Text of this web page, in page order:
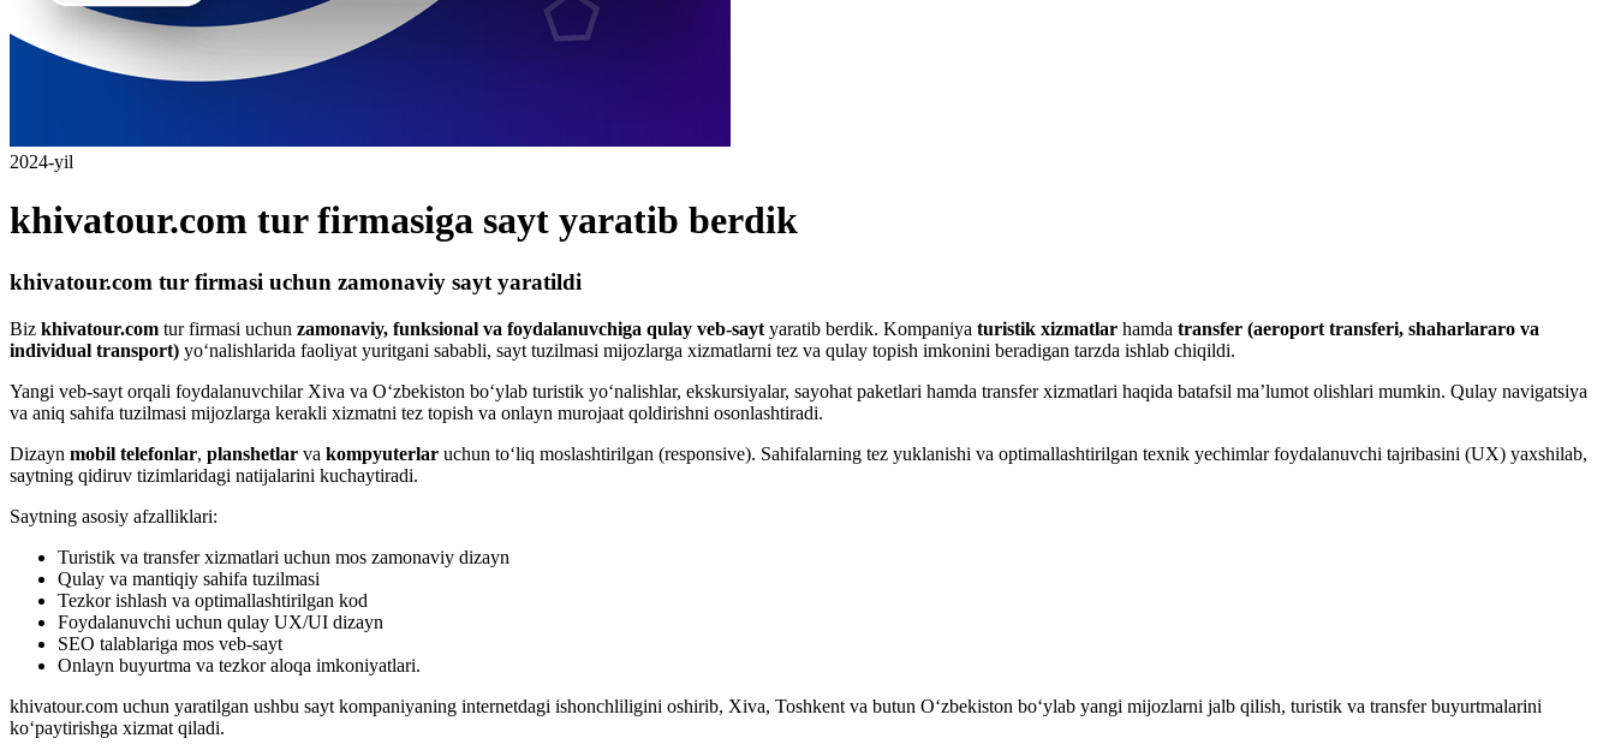
2024-yil
khivatour.com tur firmasiga sayt yaratib berdik
khivatour.com tur firmasi uchun zamonaviy sayt yaratildi
Biz khivatour.com tur firmasi uchun zamonaviy, funksional va foydalanuvchiga qulay veb-sayt yaratib berdik. Kompaniya turistik xizmatlar hamda transfer (aeroport transferi, shaharlararo va
individual transport) yo‘nalishlarida faoliyat yuritgani sababli, sayt tuzilmasi mijozlarga xizmatlarni tez va qulay topish imkonini beradigan tarzda ishlab chiqildi.
Yangi veb-sayt orqali foydalanuvchilar Xiva va O‘zbekiston bo‘ylab turistik yo‘nalishlar, ekskursiyalar, sayohat paketlari hamda transfer xizmatlari haqida batafsil ma’lumot olishlari mumkin. Qulay navigatsiya
va aniq sahifa tuzilmasi mijozlarga kerakli xizmatni tez topish va onlayn murojaat qoldirishni osonlashtiradi.
Dizayn mobil telefonlar, planshetlar va kompyuterlar uchun to‘liq moslashtirilgan (responsive). Sahifalarning tez yuklanishi va optimallashtirilgan texnik yechimlar foydalanuvchi tajribasini (UX) yaxshilab,
saytning qidiruv tizimlaridagi natijalarini kuchaytiradi.
Saytning asosiy afzalliklari:
Turistik va transfer xizmatlari uchun mos zamonaviy dizayn
Qulay va mantiqiy sahifa tuzilmasi
Tezkor ishlash va optimallashtirilgan kod
Foydalanuvchi uchun qulay UX/UI dizayn
SEO talablariga mos veb-sayt
Onlayn buyurtma va tezkor aloqa imkoniyatlari.
khivatour.com uchun yaratilgan ushbu sayt kompaniyaning internetdagi ishonchliligini oshirib, Xiva, Toshkent va butun O‘zbekiston bo‘ylab yangi mijozlarni jalb qilish, turistik va transfer buyurtmalarini
ko‘paytirishga xizmat qiladi.